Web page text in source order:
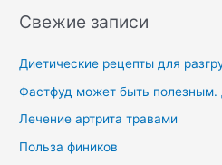
Свежие записи
Диетические рецепты для
Фастфуд может быть полезным.
Лечение артрита травами
Польза фиников